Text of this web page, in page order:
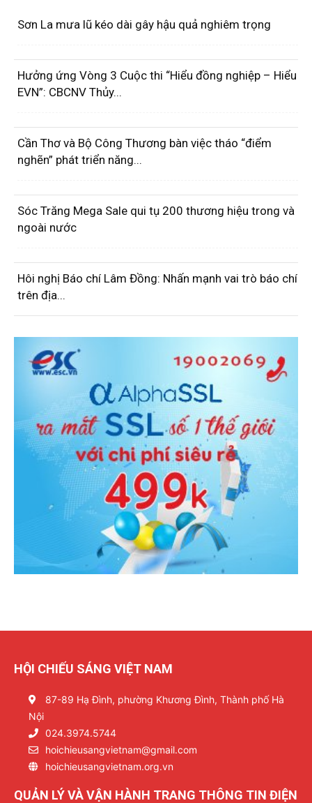
Sơn La mưa lũ kéo dài gây hậu quả nghiêm trọng
Hưởng ứng Vòng 3 Cuộc thi “Hiểu đồng nghiệp – Hiểu
EVN”: CBCNV Thủy...
Cần Thơ và Bộ Công Thương bàn việc tháo “điểm
nghẽn” phát triển năng...
Sóc Trăng Mega Sale qui tụ 200 thương hiệu trong và
ngoài nước
Hôi nghị Báo chí Lâm Đồng: Nhấn mạnh vai trò báo chí
trên địa...
HỘI CHIẾU SÁNG VIỆT NAM
87-89 Hạ Đình, phường Khương Đình, Thành phố Hà
Nội
024.3974.5744
hoichieusangvietnam@gmail.com
hoichieusangvietnam.org.vn
QUẢN LÝ VÀ VẬN HÀNH TRANG THÔNG TIN ĐIỆN